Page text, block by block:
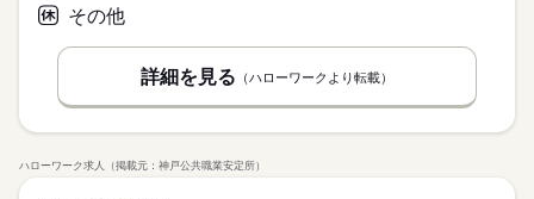
その他
詳細を見る （ハローワークより転載）
ハローワーク求人（掲載元：神戸公共職業安定所）